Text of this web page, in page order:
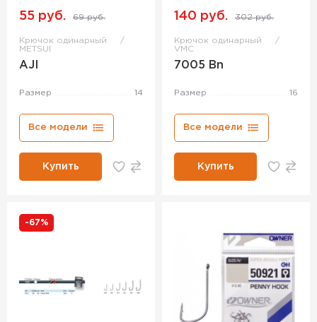
55 руб. 69 руб.
Крючок одинарный
METSUI
AJI
Размер 14
Все модели
Купить
140 руб. 302 руб.
Крючок одинарный
VMC
7005 Bn
Размер 16
Все модели
Купить
-67%